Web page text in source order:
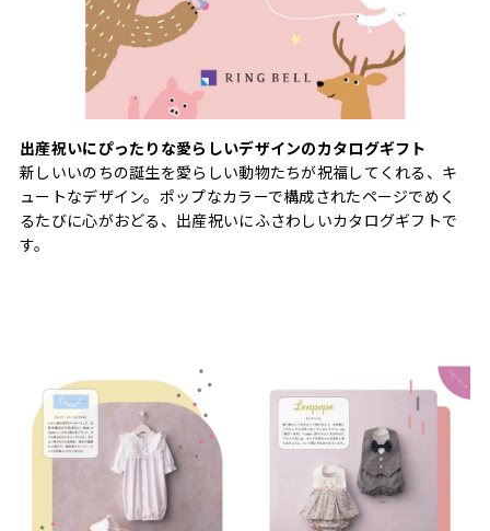
出産祝いにぴったりな愛らしいデザインのカタログギフト
新しいいのちの誕生を愛らしい動物たちが祝福してくれる、キ
ュートなデザイン。ポップなカラーで構成されたページでめく
るたびに心がおどる、出産祝いにふさわしいカタログギフトで
す。